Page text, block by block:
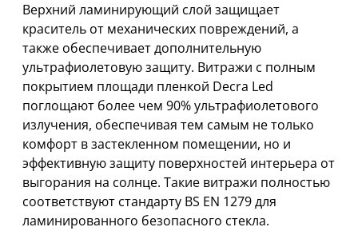
Верхний ламинирующий слой защищает
краситель от механических повреждений, а
также обеспечивает дополнительную
ультрафиолетовую защиту. Витражи с полным
покрытием площади пленкой Decra Led
поглощают более чем 90% ультрафиолетового
излучения, обеспечивая тем самым не только
комфорт в застекленном помещении, но и
эффективную защиту поверхностей интерьера от
выгорания на солнце. Такие витражи полностью
соответствуют стандарту BS EN 1279 для
ламинированного безопасного стекла.